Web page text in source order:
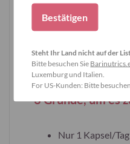
3 Gründe, um es
Nur 1 Kapsel/Tag
Bestätigen
Steht Ihr Land nicht auf der
Bitte besuchen Sie
Luxemburg und Italien.
For US-Kunden: Bitte